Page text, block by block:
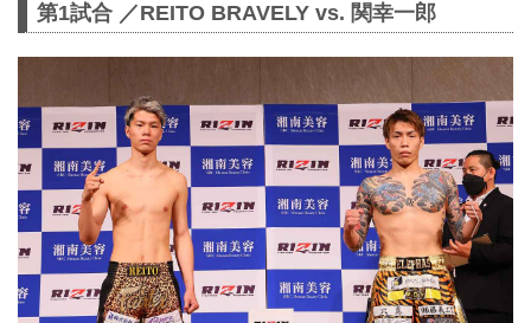
第1試合 ／REITO BRAVELY vs. 関幸一郎